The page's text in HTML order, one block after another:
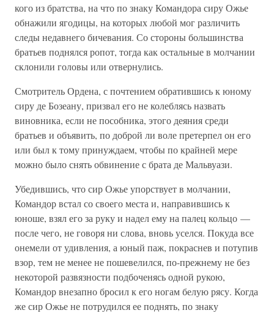
кого из братства, на что по знаку Командора сиру Ожье
обнажили ягодицы, на которых любой мог различить
следы недавнего бичевания. Со стороны большинства
братьев поднялся ропот, тогда как остальные в молчании
склонили головы или отвернулись.
Смотритель Ордена, с почтением обратившись к юному
сиру де Бозеану, призвал его не колеблясь назвать
виновника, если не пособника, этого деяния среди
братьев и объявить, по доброй ли воле претерпел он его
или был к тому принуждаем, чтобы по крайней мере
можно было снять обвинение с брата де Мальвуази.
Убедившись, что сир Ожье упорствует в молчании,
Командор встал со своего места и, направившись к
юноше, взял его за руку и надел ему на палец кольцо —
после чего, не говоря ни слова, вновь уселся. Покуда все
онемели от удивления, а юный паж, покраснев и потупив
взор, тем не менее не пошевелился, по-прежнему не без
некоторой развязности подбоченясь одной рукою,
Командор внезапно бросил к его ногам белую рясу. Когда
же сир Ожье не потрудился ее поднять, по знаку